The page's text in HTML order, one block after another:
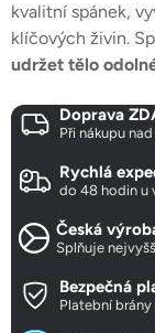
kvalitní spánek,
klíčových živin.
udržet tělo
Doprava
Při nákupu
Rychlá
do 48 hodin u
Česká
Splňuje
Bezpečná
Platební